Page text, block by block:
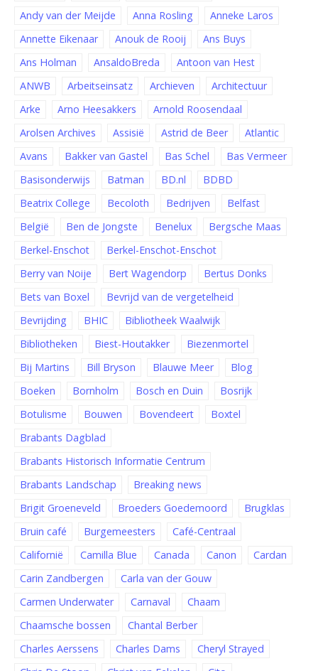
Andy van der Meijde
Anna Rosling
Anneke Laros
Annette Eikenaar
Anouk de Rooij
Ans Buys
Ans Holman
AnsaldoBreda
Antoon van Hest
ANWB
Arbeitseinsatz Archieven
Architectuur
Arke
Arno Heesakkers
Arnold Roosendaal
Arolsen Archives
Assisië Astrid de Beer
Atlantic
Avans
Bakker van Gastel Bas Schel
Bas Vermeer
Basisonderwijs
Batman BD.nl
BDBD
Beatrix College
Becoloth Bedrijven
Belfast
België
Ben de Jongste Benelux
Bergsche Maas
Berkel-Enschot
Berkel-Enschot-Enschot
Berry van Noije
Bert Wagendorp
Bertus Donks
Bets van Boxel
Bevrijd van de vergetelheid
Bevrijding
BHIC
Bibliotheek Waalwijk
Bibliotheken
Biest-Houtakker
Biezenmortel
Bij Martins
Bill Bryson Blauwe Meer
Blog
Boeken
Bornholm Bosch en Duin
Bosrijk
Botulisme
Bouwen Bovendeert
Boxtel
Brabants Dagblad
Brabants Historisch Informatie Centrum
Brabants Landschap
Breaking news
Brigit Groeneveld
Broeders Goedemoord
Brugklas
Bruin café
Burgemeesters
Café-Centraal
Californië
Camilla Blue Canada Canon
Cardan
Carin Zandbergen
Carla van der Gouw
Carmen Underwater
Carnaval
Chaam
Chaamsche bossen
Chantal Berber
Charles Aerssens
Charles Dams
Cheryl Strayed